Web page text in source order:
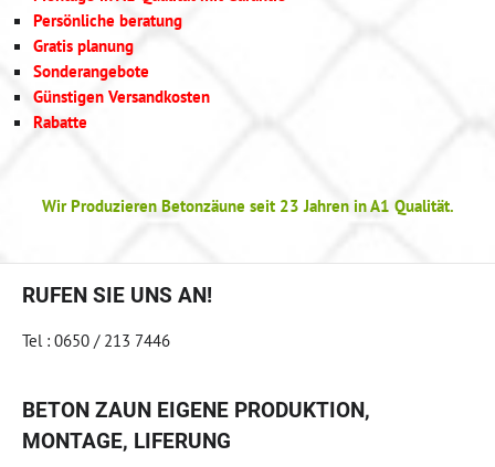
Persönliche beratung
Gratis planung
Sonderangebote
Günstigen Versandkosten
Rabatte
Wir Produzieren Betonzäune seit 23 Jahren in A1 Qualität.
RUFEN SIE UNS AN!
Tel : 0650 / 213 7446
BETON ZAUN EIGENE PRODUKTION,
MONTAGE, LIFERUNG